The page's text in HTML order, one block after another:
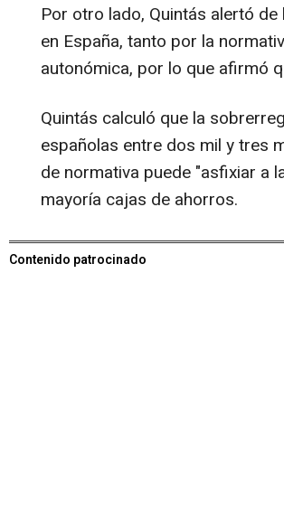
Por otro lado, Quintás alertó
en España, tanto por la
autonómica, por lo que afirmó
Quintás calculó que la
españolas entre dos mil y tres
de normativa puede "asfixiar a
mayoría cajas de ahorros.
Contenido patrocinado